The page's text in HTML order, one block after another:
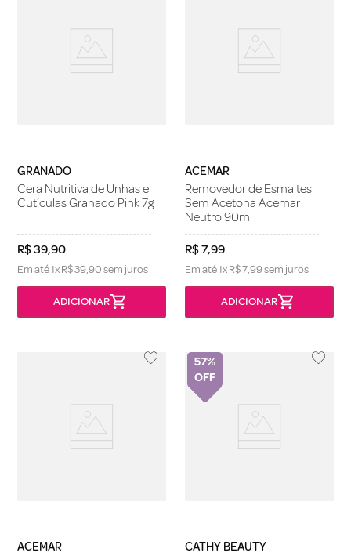
GRANADO
Cera Nutritiva de Unhas e
Cutículas Granado Pink 7g
R$39,90
Em até1xR$39,90sem juros
ACEMAR
Removedor de Esmaltes
Sem Acetona Acemar
Neutro 90ml
R$7,99
Em até1xR$7,99sem juros
ACEMAR
57%
CATHY BEAUTY